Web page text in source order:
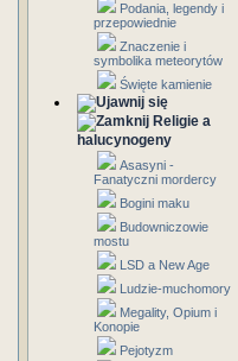
Podania, legendy i
przepowiednie
Znaczenie i
symbolika meteorytów
Święte kamienie
Religie a
halucynogeny
Asasyni -
Fanatyczni mordercy
Bogini maku
Budowniczowie
mostu
LSD a New Age
Ludzie-muchomory
Megality, Opium i
Konopie
Pejotyzm